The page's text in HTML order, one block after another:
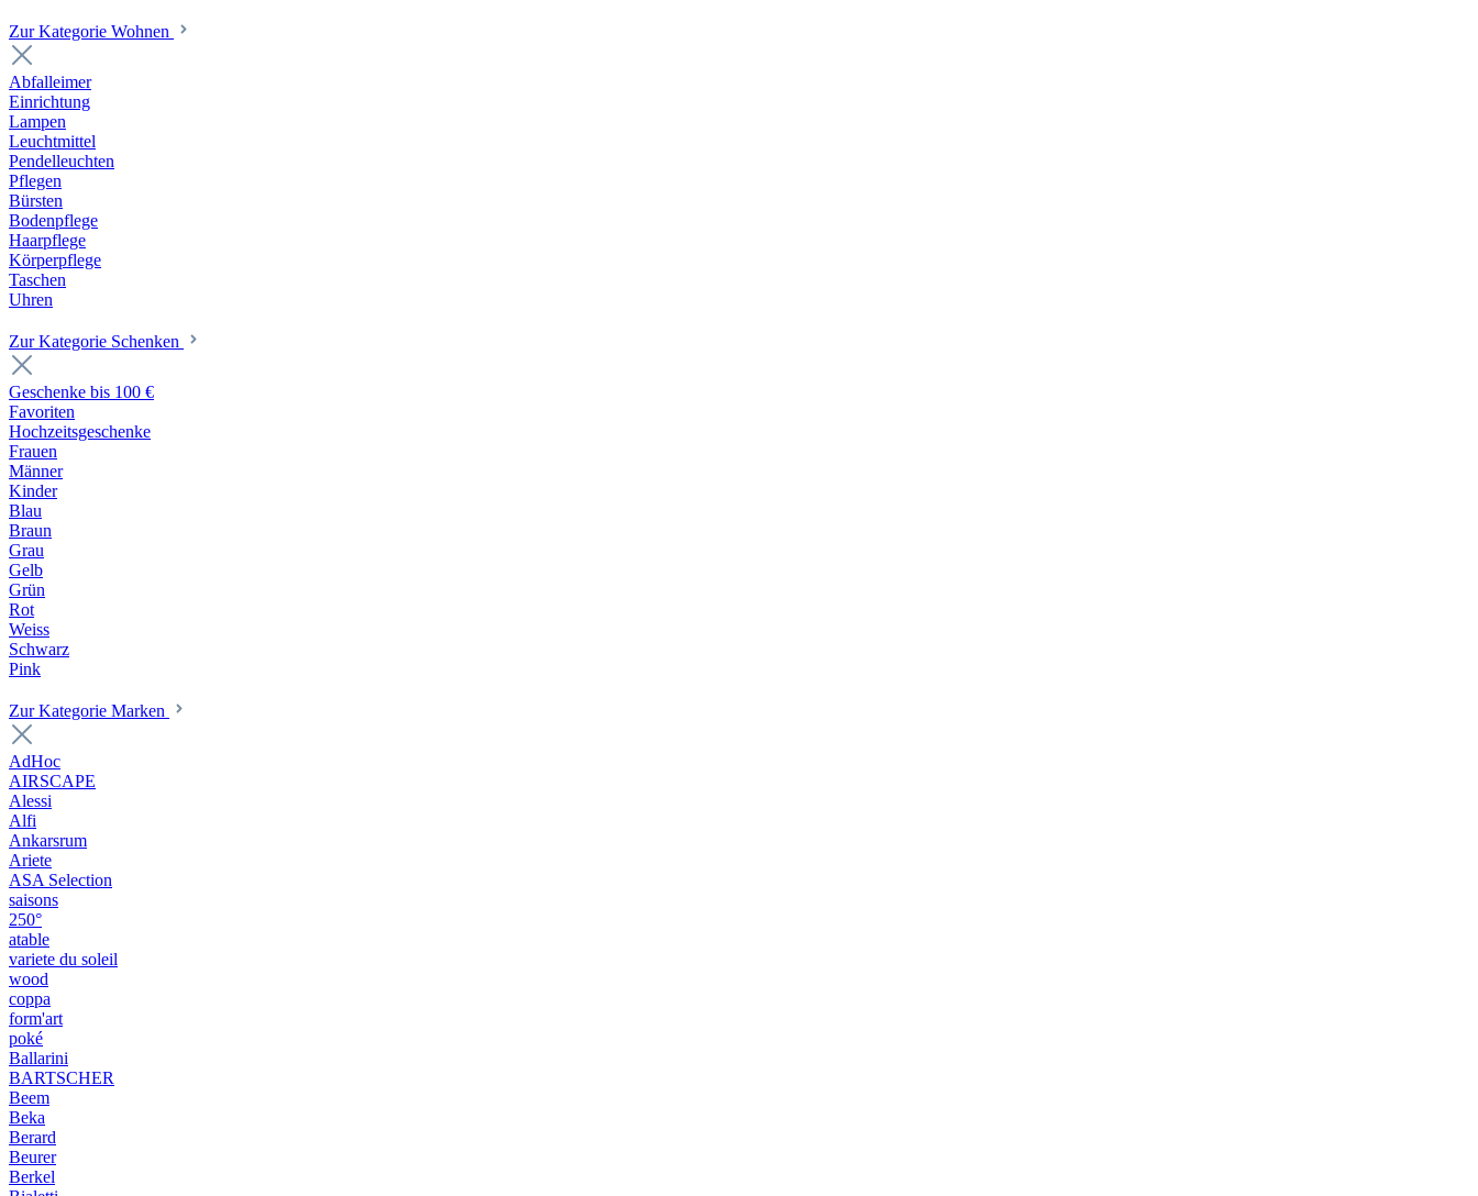
Zur Kategorie Wohnen
Abfalleimer
Einrichtung
Lampen
Leuchtmittel
Pendelleuchten
Pflegen
Bürsten
Bodenpflege
Haarpflege
Körperpflege
Taschen
Uhren
Zur Kategorie Schenken
Geschenke bis 100 €
Favoriten
Hochzeitsgeschenke
Frauen
Männer
Kinder
Blau
Braun
Grau
Gelb
Grün
Rot
Weiss
Schwarz
Pink
Zur Kategorie Marken
AdHoc
AIRSCAPE
Alessi
Alfi
Ankarsrum
Ariete
ASA Selection
saisons
250°
atable
variete du soleil
wood
coppa
form'art
poké
Ballarini
BARTSCHER
Beem
Beka
Berard
Beurer
Berkel